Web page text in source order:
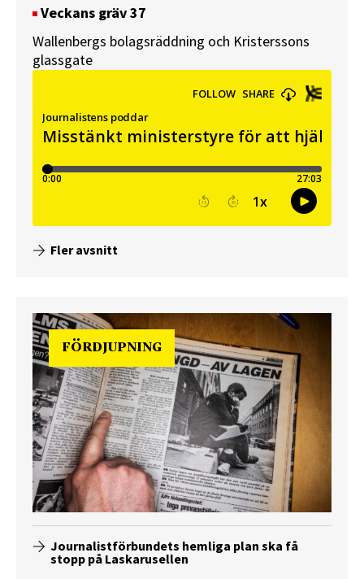
Veckans gräv 37
Wallenbergs bolagsräddning och Kristerssons
glassgate
Fler avsnitt
FÖRDJUPNING
Journalistförbundets hemliga plan ska få
stopp på Laskarusellen